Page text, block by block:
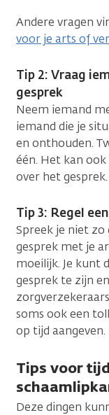
Andere vragen
voor je arts of
Tip 2: Vraag
gesprek
Neem iemand
iemand die je
en onthouden.
één. Het kan
over het gesprek.
Tip 3: Regel
Spreek je niet zo
gesprek met je
moeilijk. Je kunt
gesprek te zijn
soms ook een
op tijd aangeven.
Tips voor
Deze dingen